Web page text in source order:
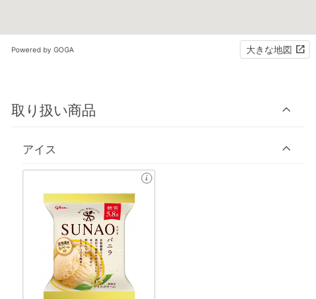
Powered by GOGA 大きな地図
取り扱い商品
アイス